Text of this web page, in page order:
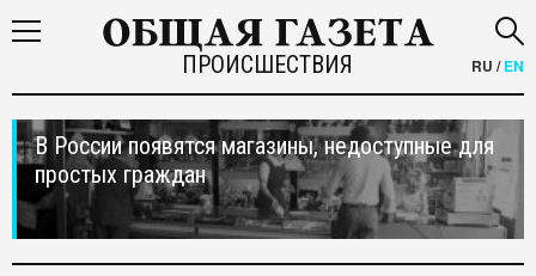
ПРОИСШЕСТВИЯ RU /EN
В России появятся магазины, недоступные для
простых граждан